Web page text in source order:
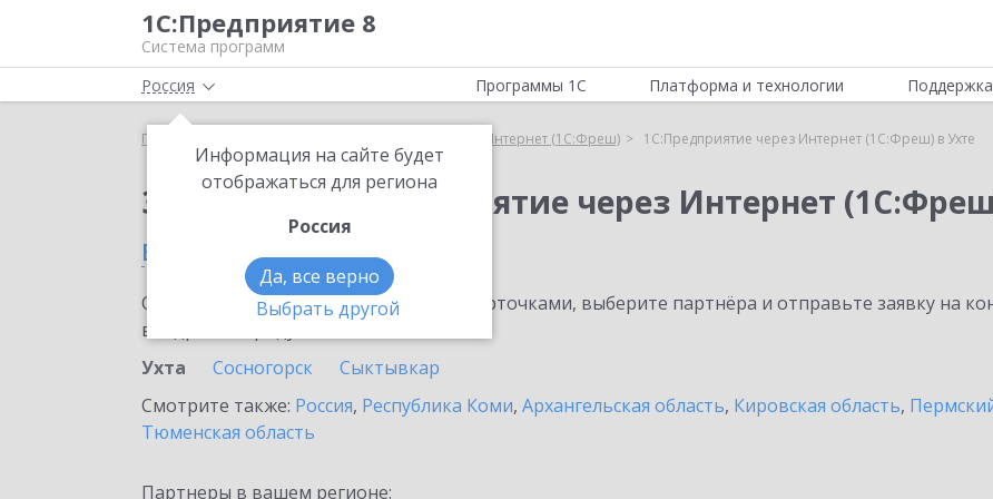
1С:Предприятие 8
Система программ
Россия
Информация на сайте будет
отображаться для региона
Россия
Да, все верно
Выбрать другой
Программы 1С Платформа и технологии
Главная 1С:Предприятие через Интернет (1С:Фреш) 1С:Предприятие через Интернет (1С:Фреш) в Ухте
Заказать 1С:Предприятие через Интернет
в Ухте
Ознакомьтесь с информационными карточками, выберите партнёра и отправьте заявку на
внедрение продукта.
Ухта
Сосногорск
Сыктывкар
Смотрите также: Россия, Республика Коми, Архангельская область, Кировская область,
Тюменская область
Партнеры в вашем регионе: